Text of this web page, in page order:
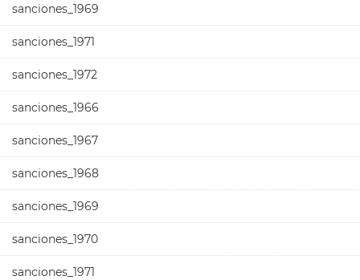
sanciones_1969
sanciones_1971
sanciones_1972
sanciones_1966
sanciones_1967
sanciones_1968
sanciones_1969
sanciones_1970
sanciones_1971